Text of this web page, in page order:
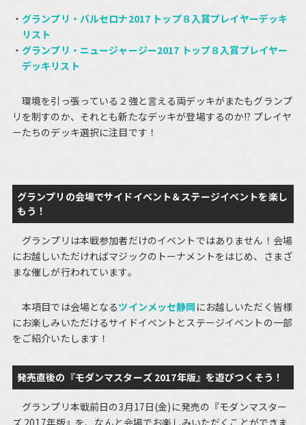
グランプリ・バルセロナ2017 トップ８入賞プレイヤーデッキ
リスト
グランプリ・ニュージャージー2017 トップ８入賞プレイヤー
デッキリスト
環境を引っ張っている２強と言える両デッキがまたもグランプ
リを制すのか、それとも新たなデッキが登場するのか!? プレイヤ
ーたちのデッキ選択に注目です！
グランプリの会場でサイドイベント＆ステージイベントを楽し
もう！
グランプリは本戦参加者だけのイベントではありません！会場
にお越しいただければマジックのトーナメントをはじめ、さまざ
まな催しが行われています。
本項目では会場となるツインメッセ静岡 にお越しいただく皆様
にお楽しみいただけるサイドイベントとステージイベントの一部
をご紹介いたします！
発売直後の『モダンマスターズ 2017年版』を遊びつくそう！
グランプリ本戦前日の3月17日(金)に発売の『モダンマスター